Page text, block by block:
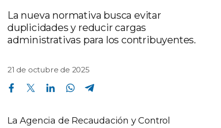
La nueva normativa busca evitar
duplicidades y reducir cargas
administrativas para los contribuyentes.
21 de octubre de 2025
Compartir en Facebook Compartir en Twitter Compartir en Linkedin Compartir en Whatsapp
La Agencia de Recaudación y Control